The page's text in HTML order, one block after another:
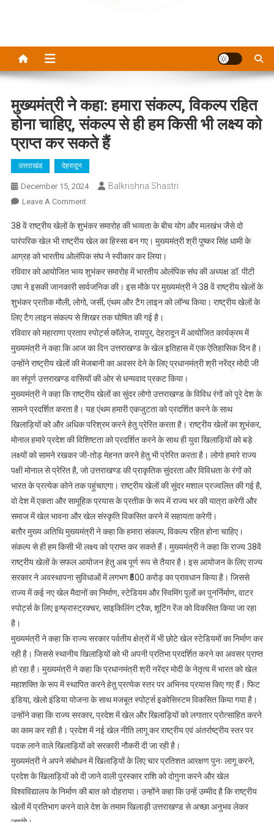
मुख्यमंत्री ने कहा: हमारा संकल्प, विकल्प रहित
होना चाहिए, संकल्प से ही हम किसी भी लक्ष्य को
प्राप्त कर सकते हैं
उत्तराखंड देहरादून
December 15, 2024 Balkrishna Shastri
Leave A CommentOn
ने
कहा:
हमारा
संकल्प,
विकल्प
रहित
होना
चाहिए,
संकल्प
हम
किसी
भी
लक्ष्य
को
प्राप्त
कर
सकते
हैं
38 वें राष्ट्रीय खेलों के शुभंकर समारोह की भव्यता के बीच योग और मलखंभ जैसे दो
पारंपरिक खेल भी राष्ट्रीय खेल का हिस्सा बन गए। मुख्यमंत्री श्री पुष्कर सिंह धामी के
आग्रह को भारतीय ओलंपिक संघ ने स्वीकार कर लिया।
रविवार को आयोजित भव्य शुभंकर समारोह में भारतीय ओलंपिक संघ की अध्यक्ष डॉ. पीटी
उषा ने इसकी जानकारी सार्वजनिक की। इस मौके पर मुख्यमंत्री ने 38 वें राष्ट्रीय खेलों के
शुभंकर प्रतीक मौली, लोगो, जर्सी, एंथम और टैग लाइन को लॉन्च किया। राष्ट्रीय खेलों के
लिए टैग लाइन संकल्प से शिखर तक घोषित की गई है।
रविवार को महाराणा प्रताप स्पोर्ट्स कॉलेज, रायपुर, देहरादून में आयोजित कार्यक्रम में
मुख्यमंत्री ने कहा कि आज का दिन उत्तराखण्ड के खेल इतिहास में एक ऐतिहासिक दिन है।
उन्होंने राष्ट्रीय खेलों की मेजबानी का अवसर देने के लिए प्रधानमंत्री श्री नरेंद्र मोदी जी
का संपूर्ण उत्तराखण्ड वासियों की ओर से धन्यवाद प्रकट किया।
मुख्यमंत्री ने कहा कि राष्ट्रीय खेलों का सुंदर लोगो उत्तराखण्ड के विविध रंगों को पूरे देश के
सामने प्रदर्शित करता है। यह एंथम हमारी एकजुटता को प्रदर्शित करने के साथ
खिलाड़ियों को और अधिक परिश्रम करने हेतु प्रेरित करता है। राष्ट्रीय खेलों का शुभंकर,
मोनाल हमारे प्रदेश की विशिष्टता को प्रदर्शित करने के साथ ही युवा खिलाड़ियों को बड़े
लक्ष्यों को सामने रखकर जी-तोड़ मेहनत करने हेतु भी प्रेरित करता है। लोगो हमारे राज्य
पक्षी मोनाल से प्रेरित है, जो उत्तराखण्ड की प्राकृतिक सुंदरता और विविधता के रंगों को
भारत के प्रत्येक कोने तक पहुंचाएगा। राष्ट्रीय खेलों की सुंदर मशाल प्रज्वलित की गई है,
वो देश में एकता और सामूहिक प्रयास के प्रतीक के रूप में राज्य भर की यात्रा करेगी और
समाज में खेल भावना और खेल संस्कृति विकसित करने में सहायता करेगी।
बतौर मुख्य अतिथि मुख्यमंत्री ने कहा कि हमारा संकल्प, विकल्प रहित होना चाहिए।
संकल्प से ही हम किसी भी लक्ष्य को प्राप्त कर सकते हैं। मुख्यमंत्री ने कहा कि राज्य 38वें
राष्ट्रीय खेलों के सफल आयोजन हेतु अब पूर्ण रूप से तैयार है। इस आयोजन के लिए राज्य
सरकार ने अवस्थापना सुविधाओं में लगभग ₹500 करोड़ का प्रावधान किया है। जिससे
राज्य में कई नए खेल मैदानों का निर्माण, स्टेडियम और स्विमिंग पूलों का पुनर्निर्माण, वाटर
स्पोर्ट्स के लिए इन्फ्रास्ट्रक्चर, साइकिलिंग ट्रैक, शूटिंग रेंज को विकसित किया जा रहा
है।
मुख्यमंत्री ने कहा कि राज्य सरकार पर्वतीय क्षेत्रों में भी छोटे खेल स्टेडियमों का निर्माण कर
रही है। जिससे स्थानीय खिलाड़ियों को भी अपनी प्रतिभा प्रदर्शित करने का अवसर प्राप्त
हो रहा है। मुख्यमंत्री ने कहा कि प्रधानमंत्री श्री नरेंद्र मोदी के नेतृत्व में भारत को खेल
महाशक्ति के रूप में स्थापित करने हेतु प्रत्येक स्तर पर अभिनव प्रयास किए गए हैं। फिट
इंडिया, खेलो इंडिया योजना के साथ मजबूत स्पोर्ट्स इकोसिस्टम विकसित किया गया है।
उन्होंने कहा कि राज्य सरकार, प्रदेश में खेल और खिलाड़ियों को लगातार प्रोत्साहित करने
का काम कर रही है। प्रदेश में नई खेल नीति लागू कर राष्ट्रीय एवं अंतर्राष्ट्रीय स्तर पर
पदक लाने वाले खिलाड़ियों को सरकारी नौकरी दी जा रही है।
मुख्यमंत्री ने अपने संबोधन में खिलाड़ियों के लिए चार प्रतिशत आरक्षण पुनः लागू करने,
प्रदेश के खिलाड़ियों को दी जाने वाली पुरस्कार राशि को दोगुना करने और खेल
विश्वविद्यालय के निर्माण की बात को दोहराया। उन्होंने कहा कि उन्हें उम्मीद है कि राष्ट्रीय
खेलों में प्रतिभाग करने वाले देश के तमाम खिलाड़ी उत्तराखण्ड से अच्छा अनुभव लेकर